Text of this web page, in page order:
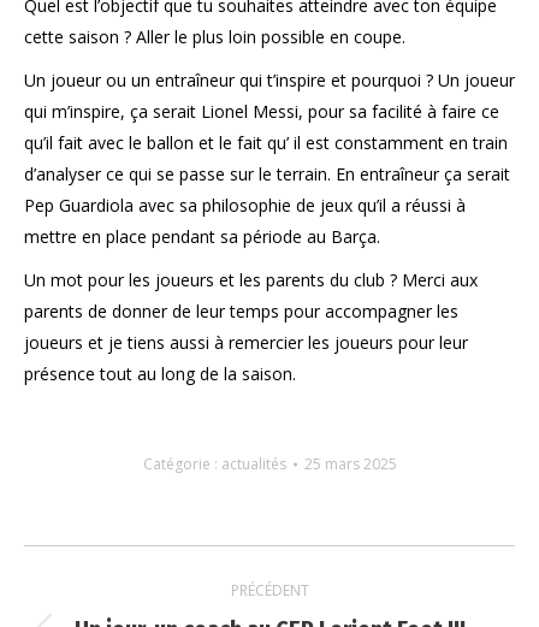
Quel est l’objectif que tu souhaites atteindre avec ton équipe
cette saison ? Aller le plus loin possible en coupe.
Un joueur ou un entraîneur qui t’inspire et pourquoi ? Un joueur
qui m’inspire, ça serait Lionel Messi, pour sa facilité à faire ce
qu’il fait avec le ballon et le fait qu’ il est constamment en train
d’analyser ce qui se passe sur le terrain. En entraîneur ça serait
Pep Guardiola avec sa philosophie de jeux qu’il a réussi à
mettre en place pendant sa période au Barça.
Un mot pour les joueurs et les parents du club ? Merci aux
parents de donner de leur temps pour accompagner les
joueurs et je tiens aussi à remercier les joueurs pour leur
présence tout au long de la saison.
Catégorie : actualités 25 mars 2025
PRÉCÉDENT